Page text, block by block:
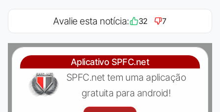
Avalie esta notícia: 32 7
Aplicativo SPFC.net
SPFC.net tem uma aplicação
gratuita para android!